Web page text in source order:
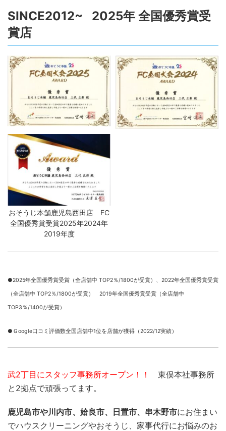
SINCE2012~ 2025年 全国優秀賞受
賞店
おそうじ本舗鹿児島西田店 FC
全国優秀賞受賞2025年2024年
2019年度
●2025年全国優秀賞受賞（全店舗中 TOP2％/1800が受賞）、 2022年全国優秀賞受賞
（全店舗中 TOP2％/1800が受賞） 2019年全国優秀賞受賞（全店舗中
TOP3％/1400が受賞）
●Ｇoogle口コミ評価数全国店舗中1位を店舗が獲得（2022/12実績）
武2丁目にスタッフ事務所オープン！！
東俣本社事務所
と2拠点で頑張ってます。
鹿児島市や川内市、姶良市、日置市、串木野市にお住まい
でハウスクリーニングやおそうじ、家事代行にお悩みのお